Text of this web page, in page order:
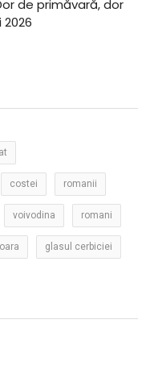
de primăvară, dor
2026
costei romanii
voivodina romani
glasul cerbiciei